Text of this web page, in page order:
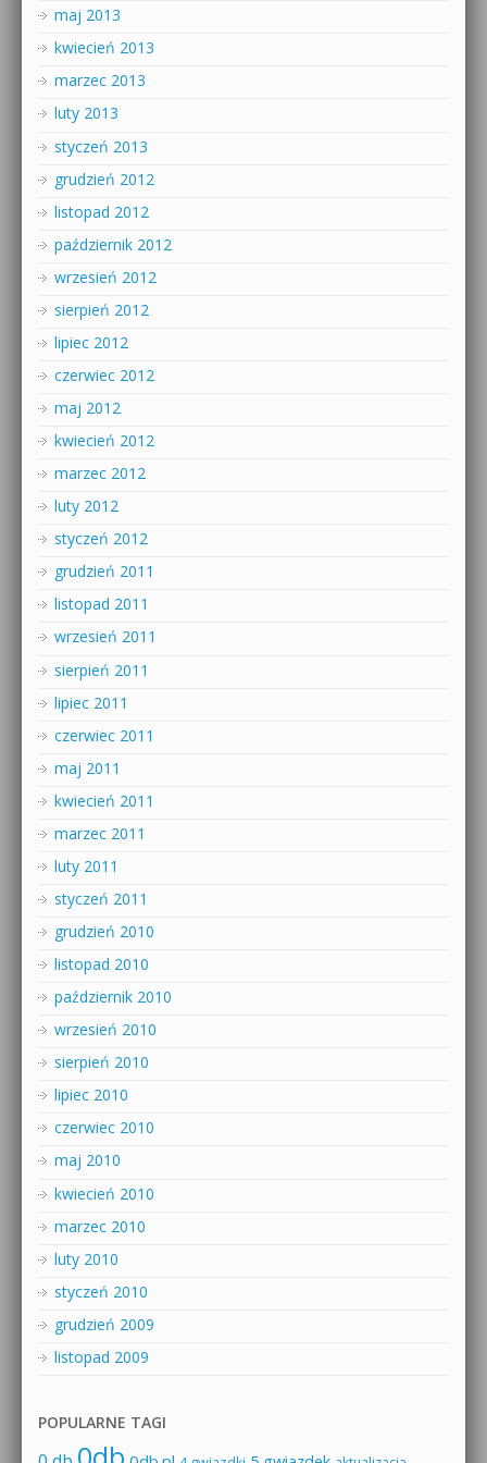
maj 2013
kwiecień 2013
marzec 2013
luty 2013
styczeń 2013
grudzień 2012
listopad 2012
październik 2012
wrzesień 2012
sierpień 2012
lipiec 2012
czerwiec 2012
maj 2012
kwiecień 2012
marzec 2012
luty 2012
styczeń 2012
grudzień 2011
listopad 2011
wrzesień 2011
sierpień 2011
lipiec 2011
czerwiec 2011
maj 2011
kwiecień 2011
marzec 2011
luty 2011
styczeń 2011
grudzień 2010
listopad 2010
październik 2010
wrzesień 2010
sierpień 2010
lipiec 2010
czerwiec 2010
maj 2010
kwiecień 2010
marzec 2010
luty 2010
styczeń 2010
grudzień 2009
listopad 2009
POPULARNE TAGI